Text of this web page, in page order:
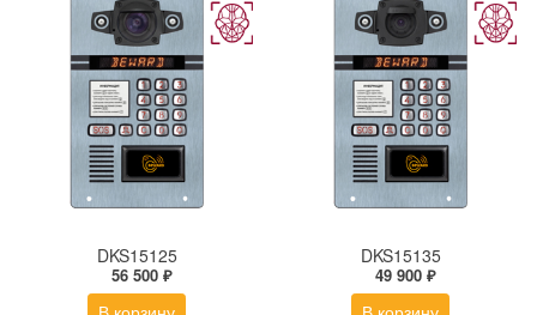
DKS15125
56 500 ₽
DKS15135
49 900 ₽